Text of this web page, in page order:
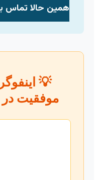
همین حالا تماس بگیرید:
💡
موفقیت در